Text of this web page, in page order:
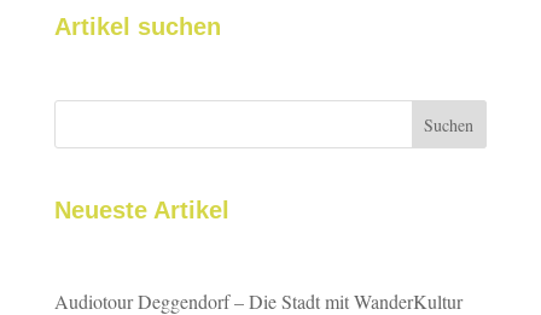
Artikel suchen
Suchen
Neueste Artikel
Audiotour Deggendorf – Die Stadt mit WanderKultur